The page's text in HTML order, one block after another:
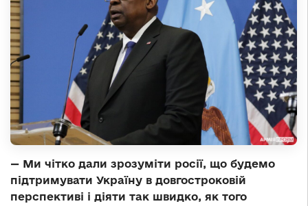
— Ми чітко дали зрозуміти росії, що будемо
підтримувати Україну в довгостроковій
перспективі і діяти так швидко, як того